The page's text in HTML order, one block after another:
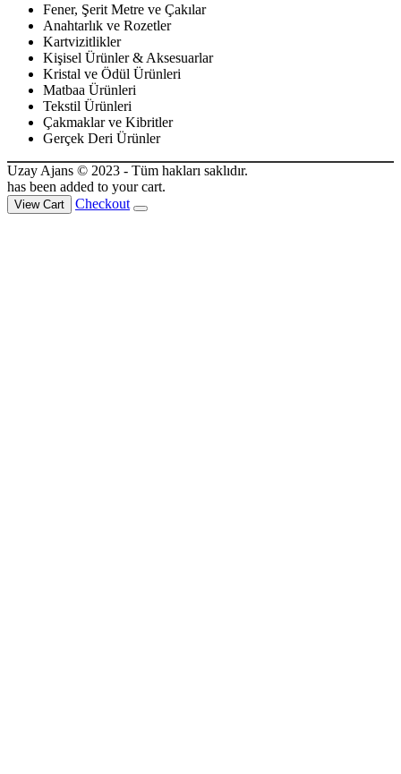
Fener, Şerit Metre ve Çakılar
Anahtarlık ve Rozetler
Kartvizitlikler
Kişisel Ürünler & Aksesuarlar
Kristal ve Ödül Ürünleri
Matbaa Ürünleri
Tekstil Ürünleri
Çakmaklar ve Kibritler
Gerçek Deri Ürünler
Uzay Ajans © 2023 - Tüm hakları saklıdır.
has been added to your cart.
View Cart Checkout